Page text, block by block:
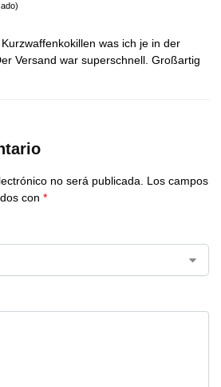
was ich je in der
Versand war superschnell. Großartig
no será publicada. Los campos
con *